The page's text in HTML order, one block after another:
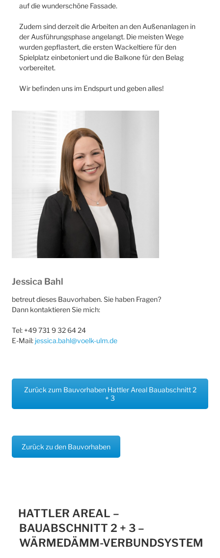
auf die wunderschöne Fassade.
Zudem sind derzeit die Arbeiten an den Außenanlagen in
der Ausführungsphase angelangt. Die meisten Wege
wurden gepflastert, die ersten Wackeltiere für den
Spielplatz einbetoniert und die Balkone für den Belag
vorbereitet.
Wir befinden uns im Endspurt und geben alles!
Jessica Bahl
betreut dieses Bauvorhaben. Sie haben Fragen?
Dann kontaktieren Sie mich:
Tel: +49 731 9 32 64 24
E-Mail: jessica.bahl@voelk-ulm.de
Zurück zum Bauvorhaben Hattler Areal Bauabschnitt 2
+ 3
Zurück zu den Bauvorhaben
HATTLER AREAL –
BAUABSCHNITT 2 + 3 –
WÄRMEDÄMM-VERBUNDSYSTEM